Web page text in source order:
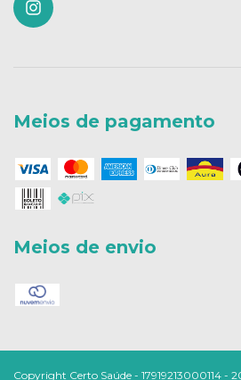
Meios de pagamento
Meios de envio
Copyright Certo Saúde - 17919213000114 -